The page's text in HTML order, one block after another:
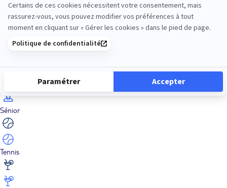
Road Trips
Safari
Sénior
Tennis